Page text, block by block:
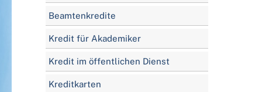
Beamtenkredite
Kredit für Akademiker
Kredit im öffentlichen Dienst
Kreditkarten